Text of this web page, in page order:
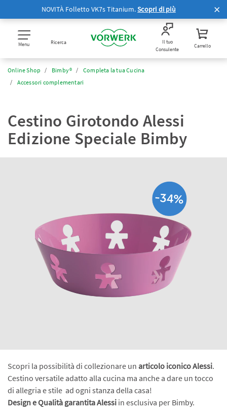
NOVITÀ Folletto VK7s Titanium.Scopri di più
Menu Ricerca
Il tuo
Consulente
Carrello
Online Shop Bimby®
Completa la tua Cucina
Accessori complementari
Cestino Girotondo Alessi
Edizione Speciale Bimby
Scopri la possibilità di collezionare un articolo iconico Alessi.
Cestino versatile adatto alla cucina ma anche a dare un tocco
di allegria e stile ad ogni stanza della casa!
Design e Qualità garantita Alessi in esclusiva per Bimby.